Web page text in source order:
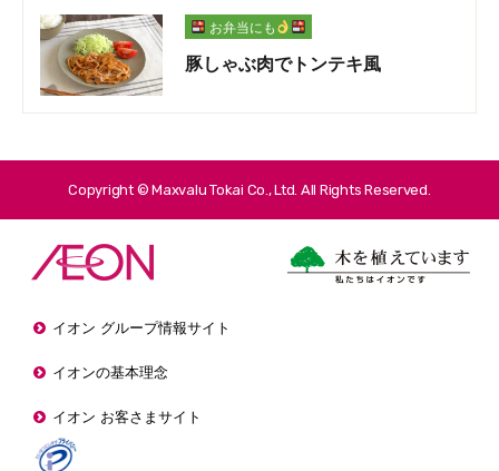
お弁当にも
豚しゃぶ肉でトンテキ風
Copyright © Maxvalu Tokai Co., Ltd. All Rights Reserved.
イオン グループ情報サイト
イオンの基本理念
イオン お客さまサイト